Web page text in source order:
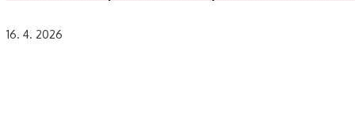
16. 4. 2026